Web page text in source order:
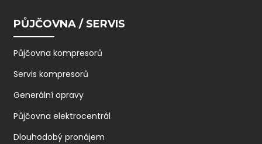
PŮJČOVNA / SERVIS
Půjčovna kompresorů
Servis kompresorů
Generální opravy
Půjčovna elektrocentrál
Dlouhodobý pronájem